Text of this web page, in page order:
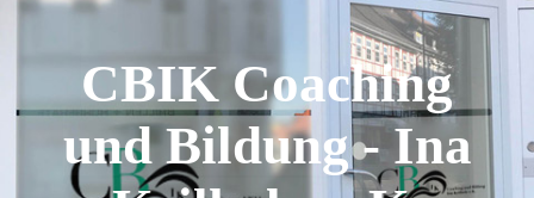
CBIK Coaching
und Bildung - Ina